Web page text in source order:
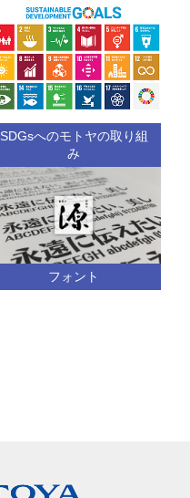
SDGsへのモトヤの取り組
み
フォント